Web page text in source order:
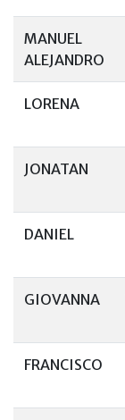
MANUEL
ALEJANDRO
LORENA
JONATAN
DANIEL
GIOVANNA
FRANCISCO